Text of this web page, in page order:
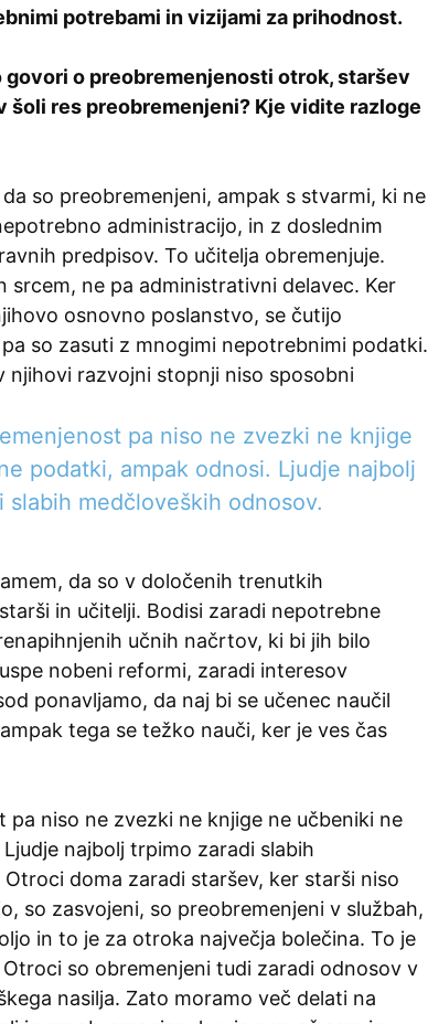
potrebami in vizijami za prihodnost.
govori o preobremenjenosti otrok, staršev
šoli res preobremenjeni? Kje vidite razloge
da so preobremenjeni, ampak s stvarmi, ki ne
administracijo, in z doslednim
predpisov. To učitelja obremenjuje.
srcem, ne pa administrativni delavec. Ker
osnovno poslanstvo, se čutijo
so zasuti z mnogimi nepotrebnimi podatki.
njihovi razvojni stopnji niso sposobni
pa niso ne zvezki ne knjige
podatki, ampak odnosi. Ljudje najbolj
slabih medčloveških odnosov.
da so v določenih trenutkih
in učitelji. Bodisi zaradi nepotrebne
učnih načrtov, ki bi jih bilo
nobeni reformi, zaradi interesov
ponavljamo, da naj bi se učenec naučil
tega se težko nauči, ker je ves čas
pa niso ne zvezki ne knjige ne učbeniki ne
najbolj trpimo zaradi slabih
doma zaradi staršev, ker starši niso
so zasvojeni, so preobremenjeni v službah,
in to je za otroka največja bolečina. To je
so obremenjeni tudi zaradi odnosov v
nasilja. Zato moramo več delati na